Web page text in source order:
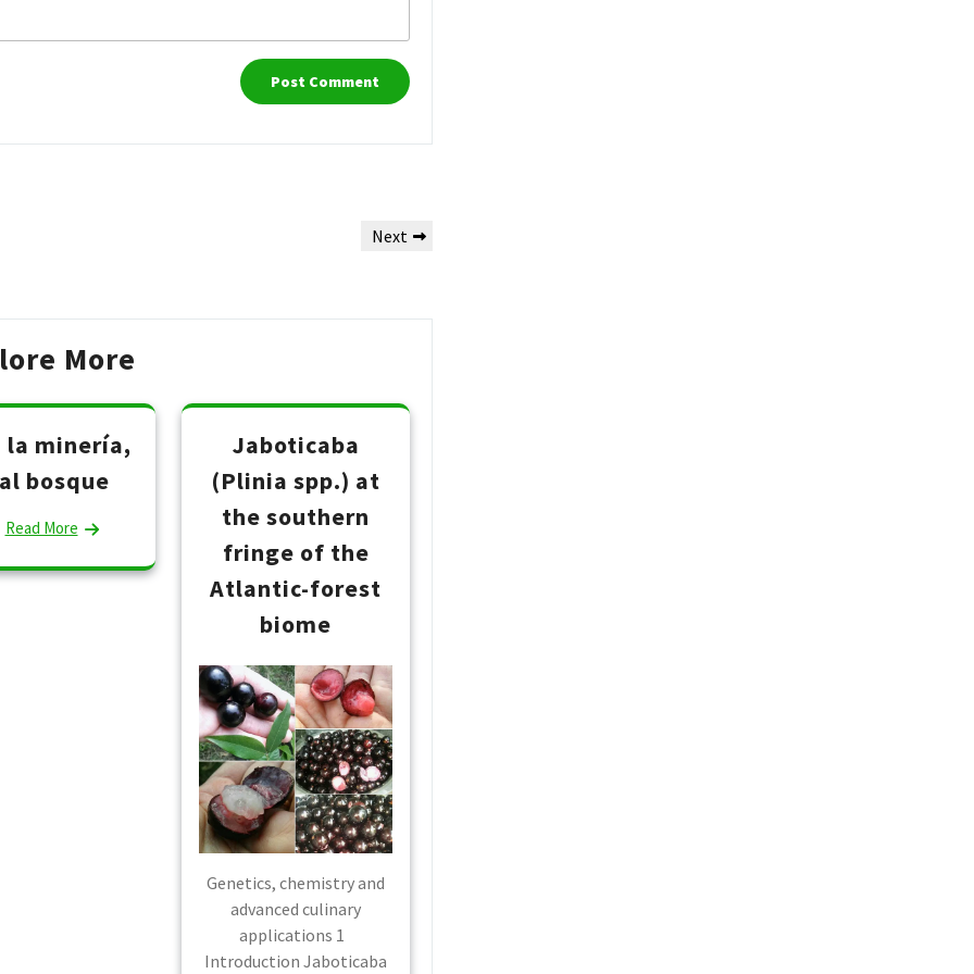
Next
Next
More
la minería,
bosque
Read More
Jaboticaba
(Plinia spp.) at
the southern
fringe of the
Atlantic-forest
biome
Genetics, chemistry and
advanced culinary
applications 1
Introduction Jaboticaba